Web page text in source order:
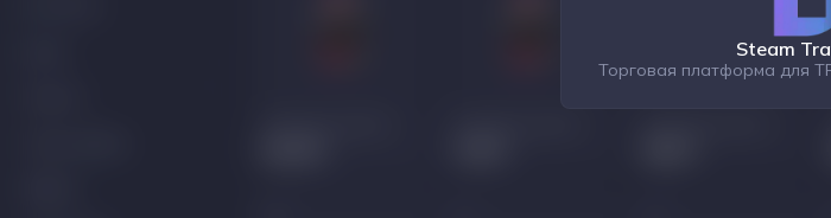
Steam
Торговая платформа для